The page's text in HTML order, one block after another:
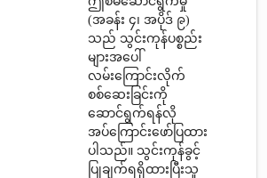
(အခန်း ၄၊ အပိုဒ် ၉)
သည် သွင်းကုန်ပစ္စည်း
များအပေါ်
လမ်းကြောင်းလိုက်
စစ်ဆေးခြင်းကို
ဆောင်ရွက်ရန်လို
အပ်ကြောင်းဖော်ပြထား
ပါသည်။ သွင်းကုန်ခွင့်
ပြုချက်ရရှိထားပြီးသူ